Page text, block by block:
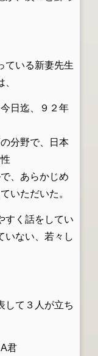
ている新妻先生
日迄、９２年
分野で、日本
、あらかじめ
いただいた。
すく話をしてい
いない、若々し
して３人が立ち
A君